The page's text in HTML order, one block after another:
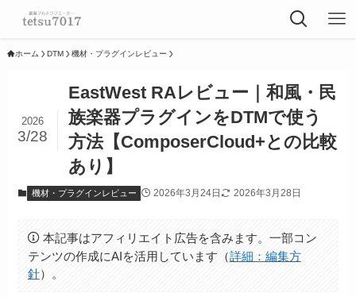
ホーム DTM 機材・プラグインレビュー
EastWest RAレビュー｜和風・民
族楽器プラグインをDTMで使う
方法【ComposerCloud+との比較
あり】
2026
3/28
機材・プラグインレビュー 2026年3月24日 2026年3月28日
本記事はアフィリエイト広告を含みます。一部コン
テンツの作成にAIを活用しています（詳細：編集方
針）。